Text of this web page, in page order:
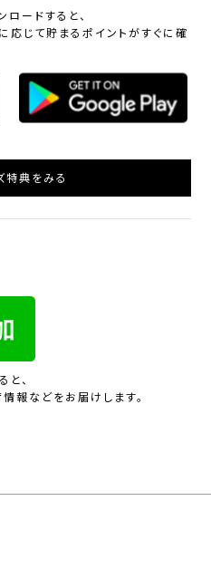
ードすると、
応じて貯まるポイントがすぐに確
特典をみる
、
報などをお届けします。